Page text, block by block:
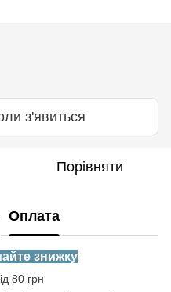
з'явиться
Порівняти
Оплата
знижку
80 грн